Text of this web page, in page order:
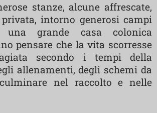
stanze, alcune affrescate,
intorno generosi campi
grande casa colonica
pensare che la vita scorresse
secondo i tempi della
allenamenti, degli schemi da
nel raccolto e nelle